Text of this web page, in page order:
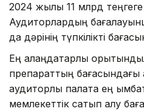
2024 жылы 11 млрд
Аудиторлардың
да дәрінің түпкілікті
Ең алаңдатарлық
препараттың
аудиторлық палата ең
мемлекеттік сатып алу